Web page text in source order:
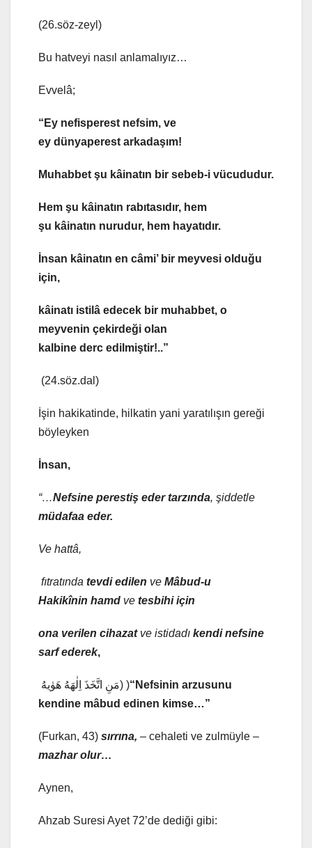
(26.söz-zeyl)
Bu hatveyi nasıl anlamalıyız…
Evvelâ;
“Ey nefisperest nefsim, ve
ey dünyaperest arkadaşım!
Muhabbet şu kâinatın bir sebeb-i vücududur.
Hem şu kâinatın rabıtasıdır, hem
şu kâinatın nurudur, hem hayatıdır.
İnsan kâinatın en câmi’ bir meyvesi olduğu
için,
kâinatı istilâ edecek bir muhabbet, o
meyvenin çekirdeği olan
kalbine derc edilmiştir!..”
(24.söz.dal)
İşin hakikatinde, hilkatin yani yaratılışın gereği
böyleyken
İnsan,
“…Nefsine perestiş eder tarzında, şiddetle
müdafaa eder.
Ve hattâ,
fıtratında tevdi edilen ve Mâbud-u
Hakikînin hamd ve tesbihi için
ona verilen cihazatve istidadı kendi nefsine
sarf ederek,
مَنِ اتَّخَذَ اِلٰهَهُ هَوٰيهُ) )“Nefsinin arzusunu
kendine mâbud edinen kimse…”
(Furkan, 43) sırrına, – cehaleti ve zulmüyle –
mazhar olur…
Aynen,
Ahzab Suresi Ayet 72’de dediği gibi: